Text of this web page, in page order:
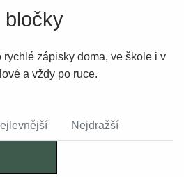
bločky
rychlé zápisky doma, ve škole i v
a vždy po ruce.
Nejdražší